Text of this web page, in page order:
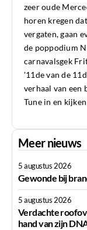
zeer oude
horen kregen
vergaten, gaan
de poppodium
carnavalsgek
'11de van de
verhaal van een
Tune in en
Meer nieuws
5 augustus 2026
Gewonde bij
5 augustus 2026
Verdachte
hand van zijn